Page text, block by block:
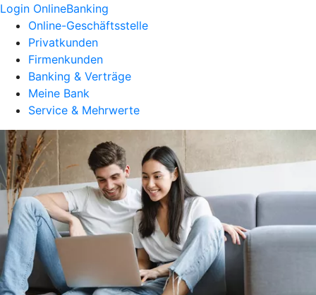
Login OnlineBanking
Online-Geschäftsstelle
Privatkunden
Firmenkunden
Banking & Verträge
Meine Bank
Service & Mehrwerte